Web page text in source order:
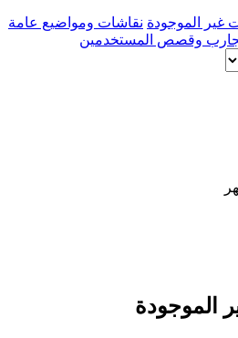
غير الموجودة نقاشات ومواضيع عامة
وقصص المستخدمين
الموجودة